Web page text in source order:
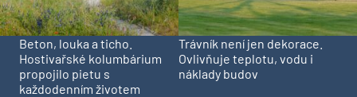
Beton, louka a ticho.
Hostivařské kolumbárium
propojilo pietu s
každodenním životem
Trávník není jen dekorace.
Ovlivňuje teplotu, vodu i
náklady budov